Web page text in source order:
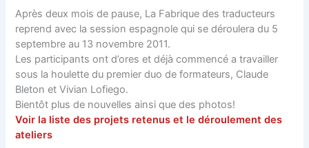
Après deux mois de pause, La Fabrique des traducteurs
reprend avec la session espagnole qui se déroulera du 5
septembre au 13 novembre 2011.
Les participants ont d’ores et déjà commencé a travailler
sous la houlette du premier duo de formateurs, Claude
Bleton et Vivian Lofiego.
Bientôt plus de nouvelles ainsi que des photos!
Voir la liste des projets retenus et le déroulement des
ateliers